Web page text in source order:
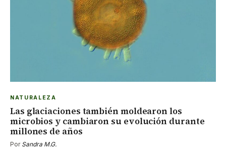
NATURALEZA
Las glaciaciones también moldearon los
microbios y cambiaron su evolución durante
millones de años
Por Sandra M.G.